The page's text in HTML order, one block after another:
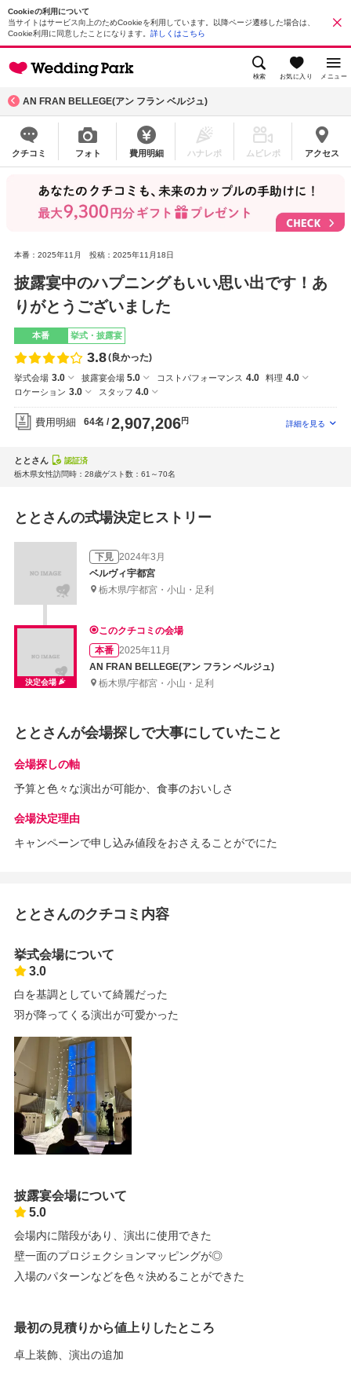
Cookieの利用について
当サイトはサービス向上のためCookieを利用しています。以降ページ遷移した場合は、
Cookie利用に同意したことになります。 詳しくはこちら
検索 お気に入り メニュー
AN FRAN BELLEGE(アン フラン ベルジュ)
クチコミ フォト 費用明細 ハナレポ ムビレポ アクセス
本番：2025年11月 投稿：2025年11月18日
披露宴中のハプニングもいい思い出です！あ
りがとうございました
本番 挙式・披露宴
3.8(良かった)
挙式会場 3.0 披露宴会場 5.0 コストパフォーマンス 4.0 料理 4.0
ロケーション 3.0 スタッフ 4.0
費用明細 64名 2,907,206円
ととさん
認証済
栃木県女性訪問時：28歳ゲスト数：61～70名
ととさんの式場決定ヒストリー
下見 2024年3月
ベルヴィ宇都宮
栃木県/宇都宮・小山・足利
決定会場
このクチコミの会場
本番 2025年11月
AN FRAN BELLEGE(アン フラン ベルジュ)
栃木県/宇都宮・小山・足利
ととさんが会場探しで大事にしていたこと
会場探しの軸
予算と色々な演出が可能か、食事のおいしさ
会場決定理由
キャンペーンで申し込み値段をおさえることがでにた
ととさんのクチコミ内容
挙式会場について
3.0
白を基調としていて綺麗だった
羽が降ってくる演出が可愛かった
披露宴会場について
5.0
会場内に階段があり、演出に使用できた
壁一面のプロジェクションマッピングが◎
入場のパターンなどを色々決めることができた
最初の見積りから値上りしたところ
卓上装飾、演出の追加